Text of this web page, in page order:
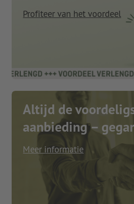
Profiteer van het voordeel
Altijd de
aanbieding –
Meer informatie